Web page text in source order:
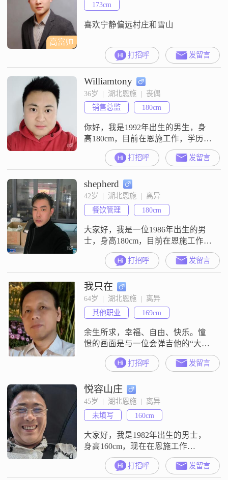
高富帅
173cm
喜欢宁静偏远村庄和雪山
打招呼 发留言
Williamtony
36岁  |  湖北恩施  |  丧偶
销售总监
180cm
你好，我是1992年出生的男生，身
高180cm，目前在恩施工作，学历是
大学本科，月收入在12001到20000
元之间##3002##性格方面，我是一
个稳重可靠的人，平时责任感比较
强，做事情会认真对待##3002##和
大家相处的时候，我随和易相处，
没什么架子，喜欢用乐观积极的心
态去面对生活##3002##我觉得生活
要活在
打招呼 发留言
shepherd
42岁  |  湖北恩施  |  离异
餐饮管理
180cm
大家好，我是一位1986年出生的男
士，身高180cm，目前在恩施工作。
我的月收入在20001到50000元之
间，学历是大专。我性格稳重可
靠，责任感强，总是以乐观积极的
态度面对生活。在与人相处时，我
耐心包容，随和易相处，真诚待
人，注重健康养生，认为家庭是最
重要的。我追求事业成功，希望通
过自己的努力为家人创造更好的生
活条件
打招呼 发留言
我只在
64岁  |  湖北恩施  |  离异
其他职业
169cm
余生所求，幸福、自由、快乐。憧
憬的画面是与一位会弹吉他的“大女
孩”浪迹天涯，边走边唱。
打招呼 发留言
悦容山庄
45岁  |  湖北恩施  |  离异
未填写
160cm
大家好，我是1982年出生的男士，
身高160cm，现在在恩施工作
##3002##我的月收入在12001到
20000元之间，学历是高中及以下
打招呼 发留言